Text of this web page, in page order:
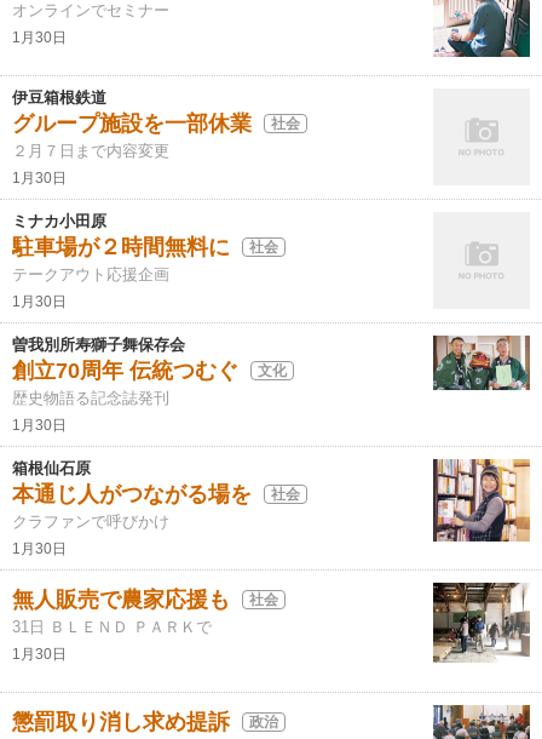
オンラインでセミナー
1月30日
伊豆箱根鉄道
グループ施設を一部休業 社会
２月７日まで内容変更
1月30日
ミナカ小田原
駐車場が２時間無料に 社会
テークアウト応援企画
1月30日
曽我別所寿獅子舞保存会
創立70周年 伝統つむぐ 文化
歴史物語る記念誌発刊
1月30日
箱根仙石原
本通じ人がつながる場を 社会
クラファンで呼びかけ
1月30日
無人販売で農家応援も 社会
31日 ＢＬＥＮＤ ＰＡＲＫで
1月30日
懲罰取り消し求め提訴 政治